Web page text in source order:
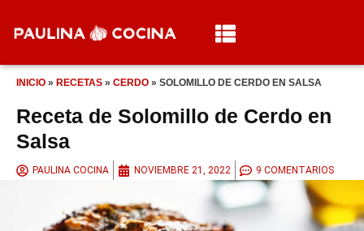
INICIO » RECETAS » CERDO » SOLOMILLO DE CERDO EN SALSA
Receta de Solomillo de Cerdo en
Salsa
PAULINA COCINA NOVIEMBRE 21, 2022 9 COMENTARIOS